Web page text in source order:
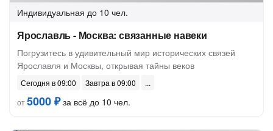
Индивидуальная до 10 чел.
Ярославль - Москва: связанные навеки
Погрузитесь в удивительный мир исторических связей
Ярославля и Москвы, открывая тайны веков
Сегодня в 09:00
Завтра в 09:00
от5000 ₽за всё до 10 чел.